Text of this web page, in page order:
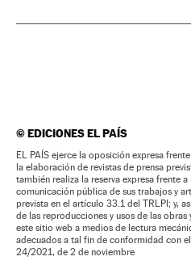
©EDICIONES EL PAÍS
EL PAÍS ejerce la oposición expresa
la elaboración de revistas de prensa
también realiza la reserva expresa frente
comunicación pública de sus trabajos y
prevista en el artículo 33.1 del TRLPI; y,
de las reproducciones y usos de las
este sitio web a medios de lectura
adecuados a tal fin de conformidad con
24/2021, de 2 de noviembre